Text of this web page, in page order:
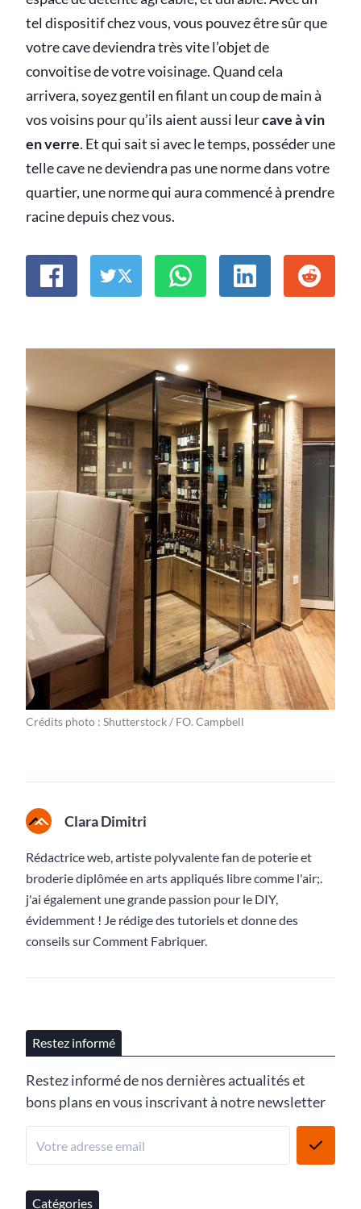
tel dispositif chez vous, vous pouvez être sûr que
votre cave deviendra très vite l’objet de
convoitise de votre voisinage. Quand cela
arrivera, soyez gentil en filant un coup de main à
vos voisins pour qu’ils aient aussi leurcave à vin
en verre. Et qui sait si avec le temps, posséder une
telle cave ne deviendra pas une norme dans votre
quartier, une norme qui aura commencé à prendre
racine depuis chez vous.
Crédits photo : Shutterstock / FO. Campbell
Clara Dimitri
Rédactrice web, artiste polyvalente fan de poterie et
broderie diplômée en arts appliqués libre comme l'air;.
j'ai également une grande passion pour le DIY,
évidemment ! Je rédige des tutoriels et donne des
conseils sur Comment Fabriquer.
Restez informé
Restez informé de nos dernières actualités et
bons plans en vous inscrivant à notre newsletter
Catégories